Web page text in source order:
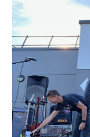
U
I
V
A
N
T
e
d